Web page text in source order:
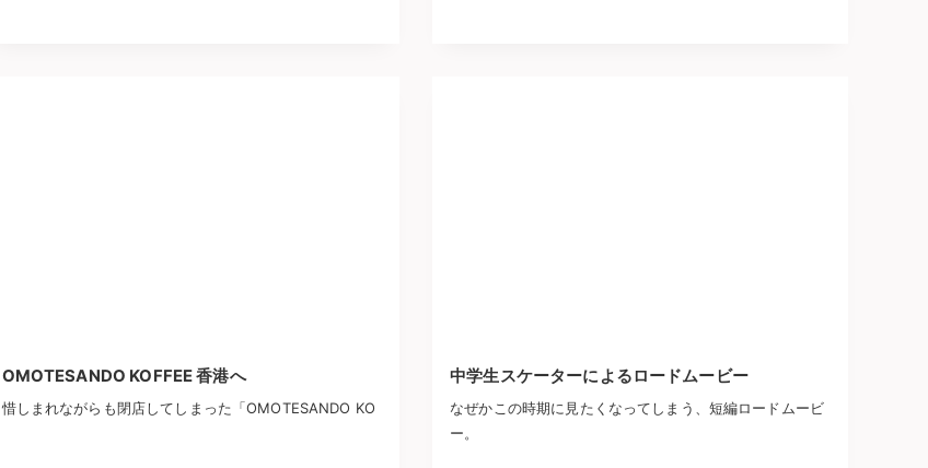
OMOTESANDO KOFFEE 香港へ
惜しまれながらも閉店してしまった「OMOTESANDO KO
中学生スケーターによるロードムービー
なぜかこの時期に見たくなってしまう、短編ロードムービ
ー。